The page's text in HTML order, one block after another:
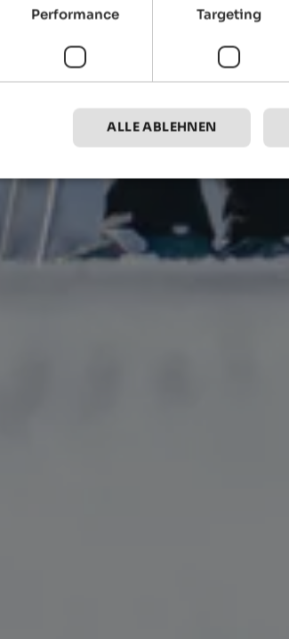
Performance Targeting
ALLE ABLEHNEN